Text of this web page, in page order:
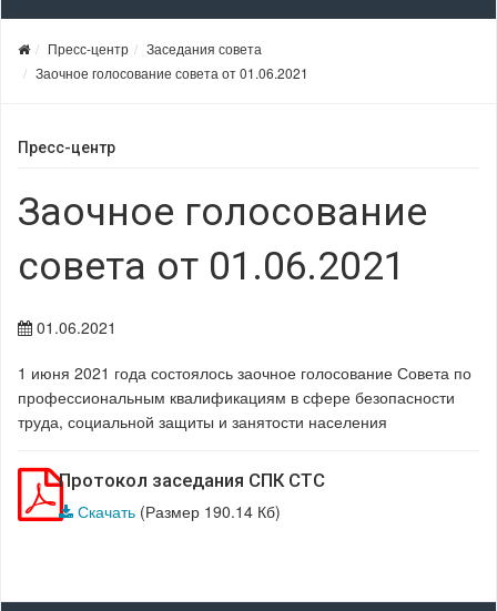
Пресс-центр
Заседания совета
Заочное голосование совета от 01.06.2021
Пресс-центр
Заочное голосование
совета от 01.06.2021
01.06.2021
1 июня 2021 года состоялось заочное голосование Совета по
профессиональным квалификациям в сфере безопасности
труда, социальной защиты и занятости населения
Протокол заседания СПК СТС
Скачать (Размер 190.14 Кб)